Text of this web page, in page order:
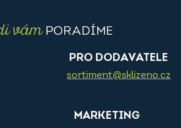
vámPORADÍME
PRO DODAVATELE
sortiment@sklizeno.cz
MARKETING